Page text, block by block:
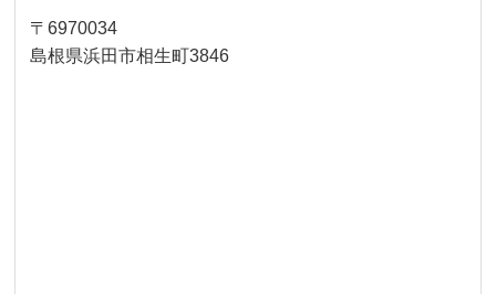
〒6970034
島根県浜田市相生町3846